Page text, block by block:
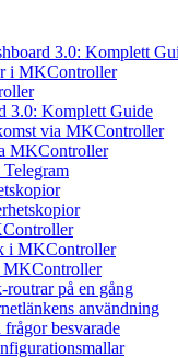
3.0: Komplett
i MKController
3.0: Komplett Guide
via MKController
MKController
i MKController
MKController
på en gång
användning
besvarade